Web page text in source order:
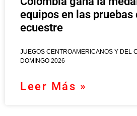
equipos en las pruebas
ecuestre
JUEGOS CENTROAMERICANOS Y DEL
DOMINGO 2026
Leer Más »